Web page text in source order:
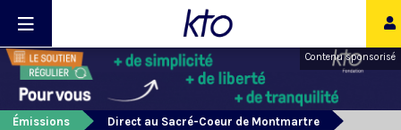
Contenu sponsorisé
Émissions
Direct au Sacré-Coeur de Montmartre